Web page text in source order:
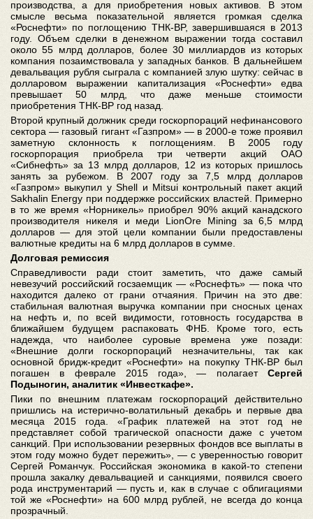
производства, а для приобретения новых активов. В этом
смысле весьма показательной является громкая сделка
«Роснефти» по поглощению ТНК-BP, завершившаяся в 2013
году. Объем сделки в денежном выражении тогда составил
около 55 млрд долларов, более 30 миллиардов из которых
компания позаимствовала у западных банков. В дальнейшем
девальвация рубля сыграла с компанией злую шутку: сейчас в
долларовом выражении капитализация «Роснефти» едва
превышает 50 млрд, что даже меньше стоимости
приобретения ТНК-BP год назад.
Второй крупный должник среди госкорпораций нефинансового
сектора — газовый гигант «Газпром» — в 2000-е тоже проявил
заметную склонность к поглощениям. В 2005 году
госкорпорация приобрела три четверти акций ОАО
«Сибнефть» за 13 млрд долларов, 12 из которых пришлось
занять за рубежом. В 2007 году за 7,5 млрд долларов
«Газпром» выкупил у Shell и Mitsui контрольный пакет акций
Sakhalin Energy при поддержке российских властей. Примерно
в то же время «Норникель» приобрел 90% акций канадского
производителя никеля и меди LionOre Mining за 6,5 млрд
долларов — для этой цели компании были предоставлены
валютные кредиты на 6 млрд долларов в сумме.
Долговая ремиссия
Справедливости ради стоит заметить, что даже самый
невезучий российский госзаемщик — «Роснефть» — пока что
находится далеко от грани отчаяния. Причин на это две:
стабильная валютная выручка компании при сносных ценах
на нефть и, по всей видимости, готовность государства в
ближайшем будущем распаковать ФНБ. Кроме того, есть
надежда, что наиболее суровые времена уже позади:
«Внешние долги госкорпораций незначительны, так как
основной бридж-кредит «Роснефти» на покупку ТНК-BP был
погашен в феврале 2015 года», — полагает Сергей
Подыногин, аналитик «Инвесткафе».
Пики по внешним платежам госкорпораций действительно
пришлись на истерично-волатильный декабрь и первые два
месяца 2015 года. «График платежей на этот год не
представляет собой трагической опасности даже с учетом
санкций. При использовании резервных фондов все выплаты в
этом году можно будет пережить», — с уверенностью говорит
Сергей Романчук. Российская экономика в какой-то степени
прошла закалку девальвацией и санкциями, появился своего
рода инструментарий — пусть и, как в случае с облигациями
той же «Роснефти» на 600 млрд рублей, не всегда до конца
прозрачный.